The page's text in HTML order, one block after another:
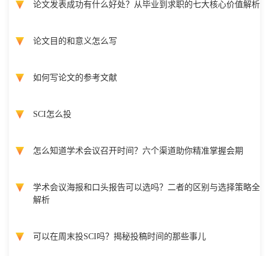
论文发表成功有什么好处？从毕业到求职的七大核心价值解析
论文目的和意义怎么写
如何写论文的参考文献
SCI怎么投
怎么知道学术会议召开时间？六个渠道助你精准掌握会期
学术会议海报和口头报告可以选吗？二者的区别与选择策略全
解析
可以在周末投SCI吗？揭秘投稿时间的那些事儿